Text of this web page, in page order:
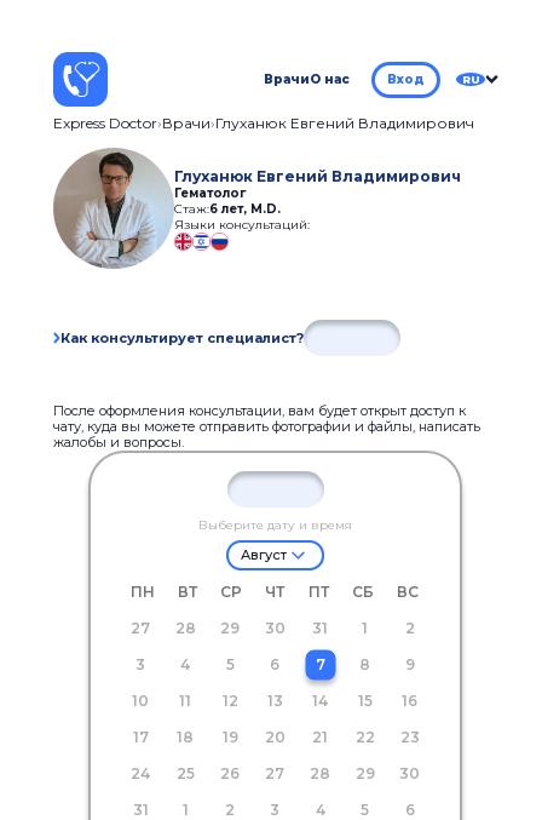
ВрачиО нас Вход RU
Express Doctor Врачи Глуханюк Евгений Владимирович
Глуханюк Евгений Владимирович
Гематолог
Стаж:6 лет, M.D.
Языки консультаций:
Как консультирует специалист?
После оформления консультации, вам будет открыт доступ к
чату, куда вы можете отправить фотографии и файлы, написать
жалобы и вопросы.
Выберите дату и время
Август
ПН ВТ СР ЧТ ПТ СБ
ВС
27
28 29 30 31 1
2
3
4 5 6 7 8
9
10
11 12 13 14 15
16
17
18 19 20 21 22
23
24
25 26 27 28 29
30
31
1 2 3 4 5 6